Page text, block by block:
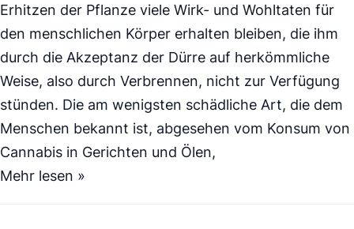
Erhitzen der Pflanze viele Wirk- und Wohltaten für
den menschlichen Körper erhalten bleiben, die ihm
durch die Akzeptanz der Dürre auf herkömmliche
Weise, also durch Verbrennen, nicht zur Verfügung
stünden. Die am wenigsten schädliche Art, die dem
Menschen bekannt ist, abgesehen vom Konsum von
Cannabis in Gerichten und Ölen,
Mehr lesen »